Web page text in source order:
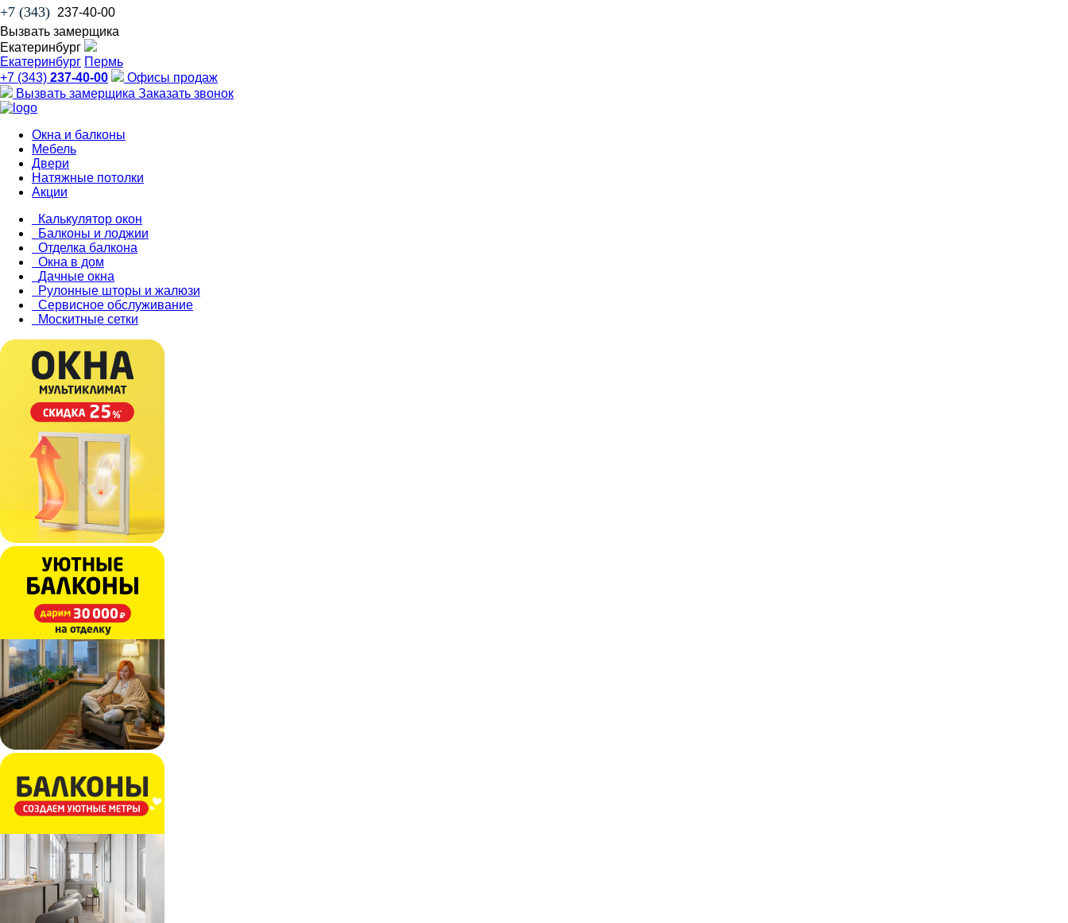
+7 (343) 237-40-00
Вызвать замерщика
Екатеринбург
Екатеринбург Пермь
+7 (343) 237-40-00
Офисы продаж
Вызвать замерщика Заказать звонок
Окна и балконы
Мебель
Двери
Натяжные потолки
Акции
Калькулятор окон
Балконы и лоджии
Отделка балкона
Окна в дом
Дачные окна
Рулонные шторы и жалюзи
Сервисное обслуживание
Москитные сетки